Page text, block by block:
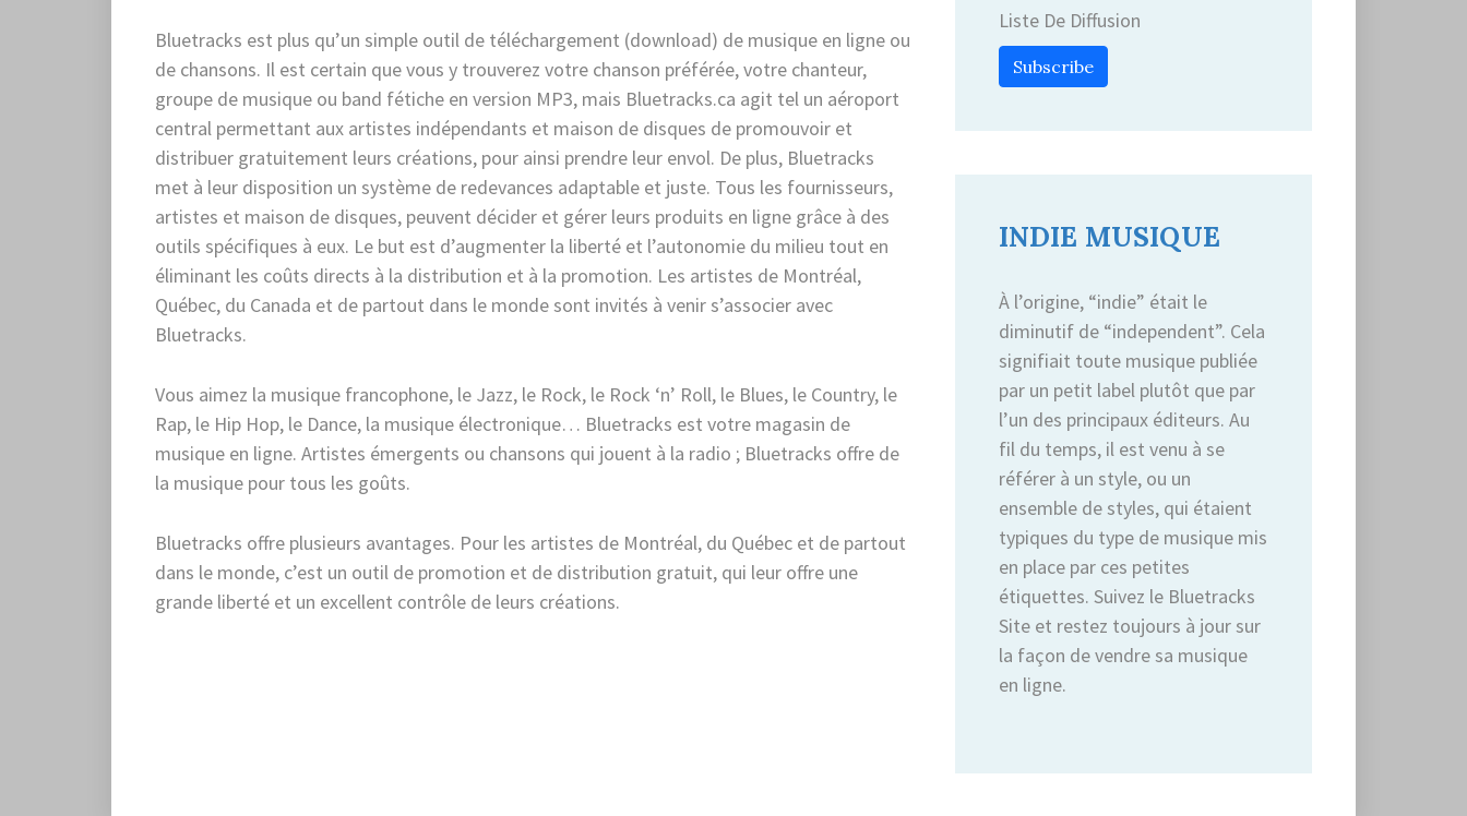
Bluetracks est plus qu’un simple outil de téléchargement (download) de musique en ligne ou
de chansons. Il est certain que vous y trouverez votre chanson préférée, votre chanteur,
groupe de musique ou band fétiche en version MP3, mais Bluetracks.ca agit tel un aéroport
central permettant aux artistes indépendants et maison de disques de promouvoir et
distribuer gratuitement leurs créations, pour ainsi prendre leur envol. De plus, Bluetracks
met à leur disposition un système de redevances adaptable et juste. Tous les fournisseurs,
artistes et maison de disques, peuvent décider et gérer leurs produits en ligne grâce à des
outils spécifiques à eux. Le but est d’augmenter la liberté et l’autonomie du milieu tout en
éliminant les coûts directs à la distribution et à la promotion. Les artistes de Montréal,
Québec, du Canada et de partout dans le monde sont invités à venir s’associer avec
Bluetracks.
Vous aimez la musique francophone, le Jazz, le Rock, le Rock ‘n’ Roll, le Blues, le Country, le
Rap, le Hip Hop, le Dance, la musique électronique… Bluetracks est votre magasin de
musique en ligne. Artistes émergents ou chansons qui jouent à la radio ; Bluetracks offre de
la musique pour tous les goûts.
Bluetracks offre plusieurs avantages. Pour les artistes de Montréal, du Québec et de partout
dans le monde, c’est un outil de promotion et de distribution gratuit, qui leur offre une
grande liberté et un excellent contrôle de leurs créations.
Liste De Diffusion
Subscribe
INDIE MUSIQUE
À l’origine, “indie” était le
diminutif de “independent”. Cela
signifiait toute musique publiée
par un petit label plutôt que par
l’un des principaux éditeurs. Au
fil du temps, il est venu à se
référer à un style, ou un
ensemble de styles, qui étaient
typiques du type de musique mis
en place par ces petites
étiquettes. Suivez le Bluetracks
Site et restez toujours à jour sur
la façon de vendre sa musique
en ligne.